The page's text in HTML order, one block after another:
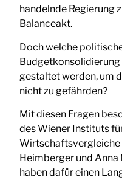
handelnde Regierung
Balanceakt.
Doch welche
Budgetkonsolidierung
gestaltet werden, um
nicht zu gefährden?
Mit diesen Fragen
des Wiener Instituts
Wirtschaftsvergleiche
Heimberger und Anna
haben dafür einen